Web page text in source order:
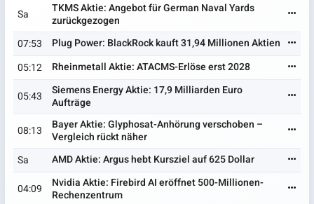
Sa
TKMS Aktie: Angebot für German Naval Yards
zurückgezogen
07:53
Plug Power: BlackRock kauft 31,94 Millionen Aktien
05:12
Rheinmetall Aktie: ATACMS-Erlöse erst 2028
05:43
Siemens Energy Aktie: 17,9 Milliarden Euro
Aufträge
08:13
Bayer Aktie: Glyphosat-Anhörung verschoben –
Vergleich rückt näher
Sa
AMD Aktie: Argus hebt Kursziel auf 625 Dollar
04:09
Nvidia Aktie: Firebird AI eröffnet 500-Millionen-
Rechenzentrum